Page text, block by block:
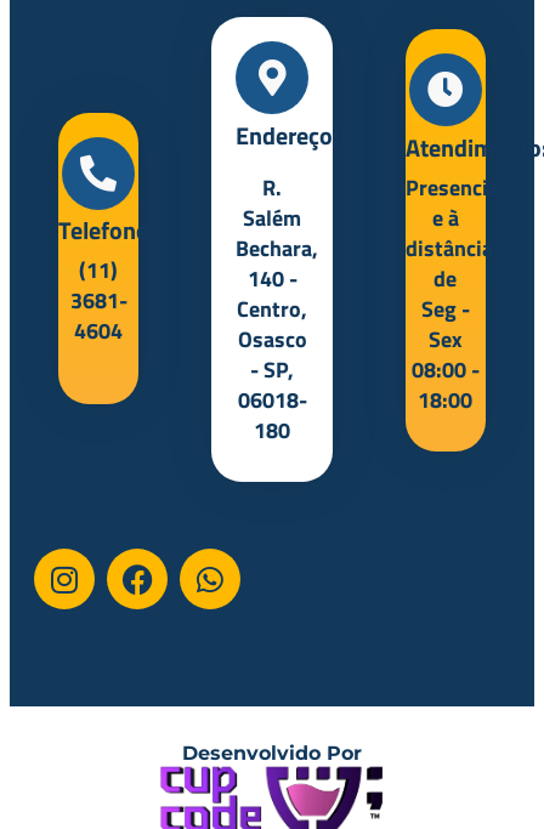
Telefone:
(11)
3681-
4604
Endereço:
R.
Salém
Bechara,
140 -
Centro,
Osasco
- SP,
06018-
180
Presencial
e à
distância
de
Seg -
Sex
08:00 -
18:00
Desenvolvido Por